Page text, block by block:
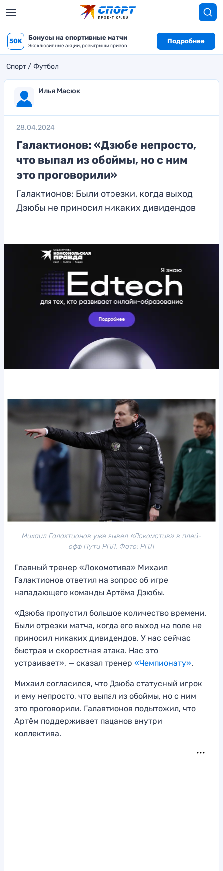
50K Бонусы на спортивные матчи
Эксклюзивные акции, розыгрыши призов
Подробнее
Спорт Футбол
Илья Масюк
28.04.2024
Галактионов: «Дзюбе непросто,
что выпал из обоймы, но с ним
это проговорили»
Галактионов: Были отрезки, когда выход
Дзюбы не приносил никаких дивидендов
Михаил Галактионов уже вывел «Локомотив» в плей-
офф Пути РПЛ. Фото: РПЛ
Главный тренер «Локомотива» Михаил
Галактионов ответил на вопрос об игре
нападающего команды Артёма Дзюбы.
«Дзюба пропустил большое количество времени.
Были отрезки матча, когда его выход на поле не
приносил никаких дивидендов. У нас сейчас
быстрая и скоростная атака. Нас это
устраивает», — сказал тренер «Чемпионату».
Михаил согласился, что Дзюба статусный игрок
и ему непросто, что выпал из обоймы, но с ним
это проговорили. Галавтионов подытожил, что
Артём поддерживает пацанов внутри
коллектива.